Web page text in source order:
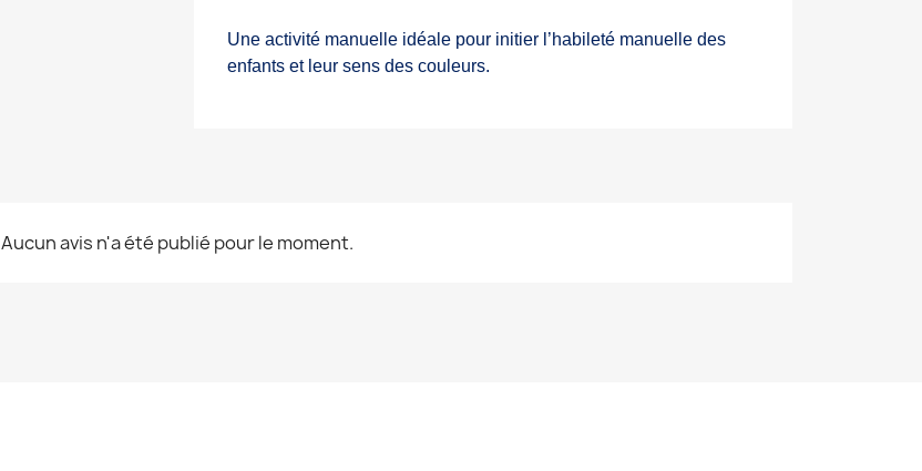
Une activité manuelle idéale pour initier l’habileté manuelle des
enfants et leur sens des couleurs.
Aucun avis n'a été publié pour le moment.